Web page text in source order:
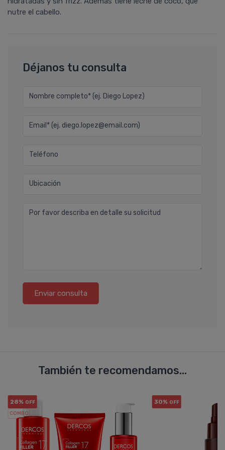
nutre el cabello.
Déjanos tu consulta
Nombre completo* (ej. Diego Lopez)
Email* (ej. diego.lopez@email.com)
Teléfono
Ubicación
Por favor describa en detalle su solicitud
Enviar consulta
También te recomendamos...
28% OFF
COMBO
30% OFF